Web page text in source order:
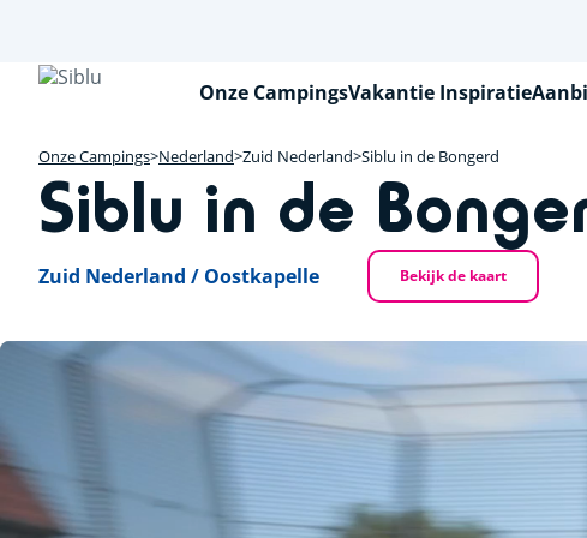
naar
Onze CampingsVakantie Inspiratie
Onze Campings Nederland Zuid Nederland Siblu in de Bongerd
Siblu in de
Zuid Nederland / Oostkapelle Bekijk de kaart